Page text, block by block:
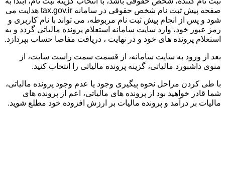
صفحه پیش ثبت نام شخص حقوقی در سامانه tax.gov.ir هدایت می
شود و پس از انجام پیش ثبت نام مربوطه، می تواند با نام کاربری و
رمز عبور خود، وارد سایت سامانه استعلام پرونده مالیاتی گردد و به
استعلام پرونده های خود و در نهایت ، دریافت مفاصا حساب بپردازد.
بعد از ورود به سایت سامانه، از قسمت سمت راست سایت، از
منوی داشبورد مالیاتی، گزینه پرونده مالیاتی را انتخاب کنید.
با طی کردن مراحل نحوه پیگیری وجود یا عدم وجود پرونده مالیاتی،
شما قادر خواهید بود از پرونده های مالیاتی، اعم از پرونده های
مالیات بر درآمد و پرونده مالیات بر ارزش افزوده خود مطلع شوید.